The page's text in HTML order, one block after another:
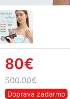
80€
500.00€
Doprava zadarmo